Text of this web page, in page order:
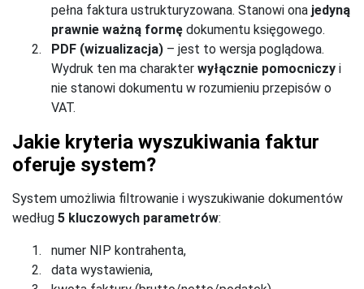
pełna faktura ustrukturyzowana. Stanowi ona jedyną
prawnie ważną formę dokumentu księgowego.
PDF (wizualizacja) – jest to wersja poglądowa.
Wydruk ten ma charakter wyłącznie pomocniczy i
nie stanowi dokumentu w rozumieniu przepisów o
VAT.
Jakie kryteria wyszukiwania faktur
oferuje system?
System umożliwia filtrowanie i wyszukiwanie dokumentów
według 5 kluczowych parametrów:
numer NIP kontrahenta,
data wystawienia,